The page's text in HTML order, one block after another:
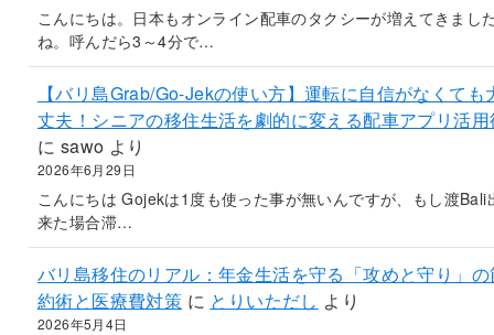
こんにちは。日本もオンライン配車のタクシーが増えてきまし
ね。呼んだら3～4分で…
【バリ島Grab/Go-Jekの使い方】運転に自信がなくても
丈夫！シニアの移住生活を劇的に変える配車アプリ活用
に sawo より
2026年6月29日
こんにちは Gojekは1度も使った事が無いんですが、もし渡Bali
来た場合滞…
バリ島移住のリアル：年金生活を守る「攻めと守り」の
約術と医療費対策 に とりいただし より
2026年5月4日